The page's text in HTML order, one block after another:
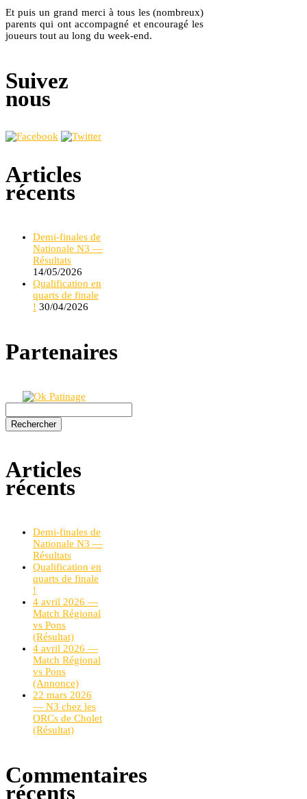
Et puis un grand merci à tous les (nombreux)
parents qui ont accompagné et encouragé les
joueurs tout au long du week-end.
Suivez
nous
Articles
récents
Demi-finales de
Nationale N3 —
Résultats
14/05/2026
Qualification en
quarts de finale
! 30/04/2026
Partenaires
Rechercher :
Articles
récents
Demi-finales de
Nationale N3 —
Résultats
Qualification en
quarts de finale
!
4 avril 2026 —
Match Régional
vs Pons
(Résultat)
4 avril 2026 —
Match Régional
vs Pons
(Annonce)
22 mars 2026
— N3 chez les
ORCs de Cholet
(Résultat)
Commentaires
récents